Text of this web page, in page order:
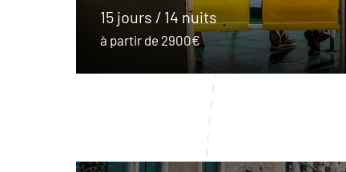
15 jours / 14 nuits
à partir de 2900€